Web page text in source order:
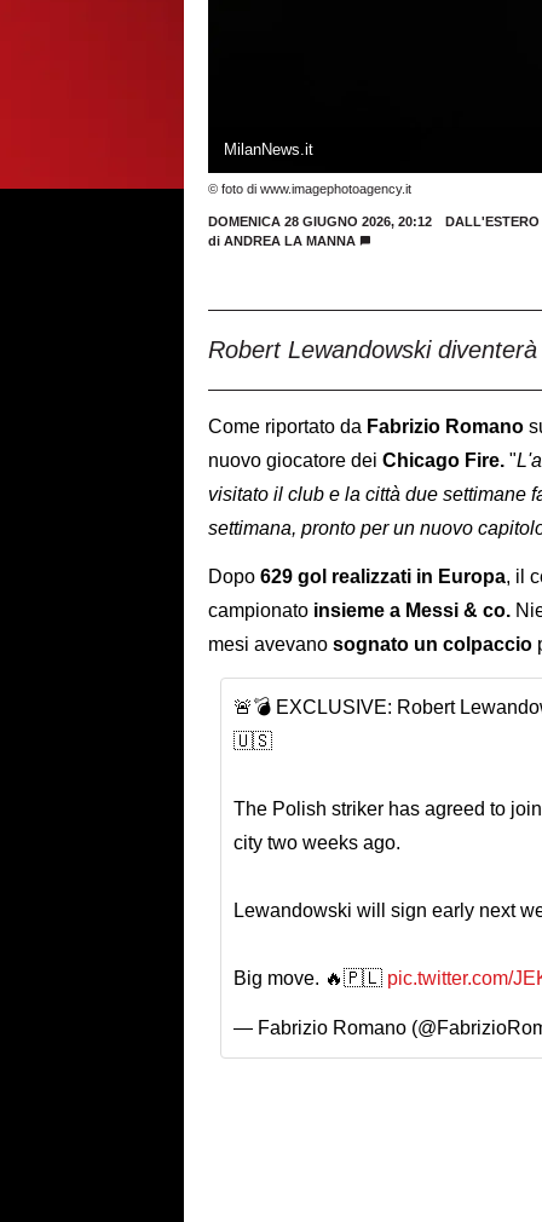
MilanNews.it
© foto di www.imagephotoagency.it
DOMENICA 28 GIUGNO 2026, 20:12
DALL'ESTERO
di ANDREA LA MANNA
Robert Lewandowski
Come riportato da Fabrizio Romano
nuovo giocatore dei Chicago Fire. "
visitato il club e la città due settimane
settimana, pronto per un nuovo
Dopo 629 gol realizzati in Europa, il
campionato insieme a Messi & co.
mesi avevano sognato un colpaccio
🚨💣 EXCLUSIVE: Robert
🇺🇸
The Polish striker has agreed to
city two weeks ago.
Lewandowski will sign early next
Big move. 🔥🇵🇱 pic.twitter.com/
— Fabrizio Romano